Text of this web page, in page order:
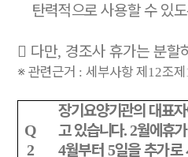
탄력적으로 사용할 수 있
 다만, 경조사 휴가는 분할
※관련근거 :세부사항 제 12조제
Q
2
장기요양기관의 대표
고 있습니다. 2월에휴가
4월부터 5일을 추가로